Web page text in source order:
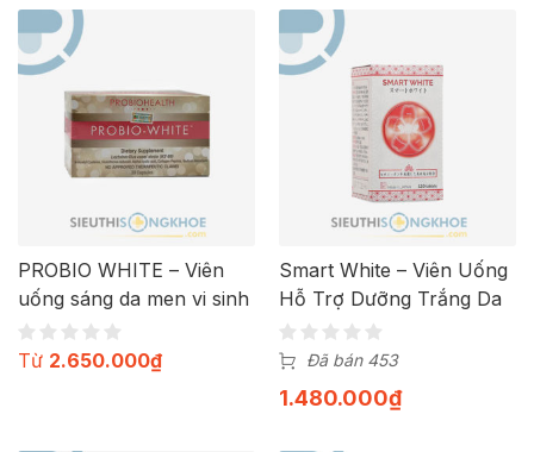
PROBIO WHITE – Viên
uống sáng da men vi sinh
Từ 2.650.000₫
Smart White – Viên Uống
Hỗ Trợ Dưỡng Trắng Da
Đã bán 453
1.480.000₫